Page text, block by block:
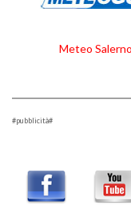
Meteo Salerno
#pubblicità#